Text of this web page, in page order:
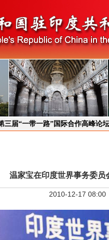
三届“一带一路”国际合作高峰论坛
温家宝在印度世界事务委员
2010-12-17 08:00